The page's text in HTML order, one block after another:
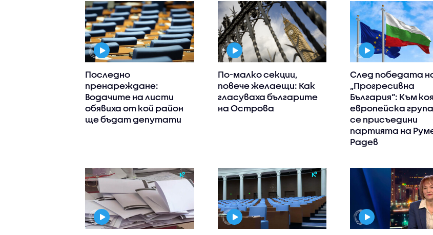
Последно
пренареждане:
Водачите на листи
обявиха от кой район
ще бъдат депутати
По-малко секции,
повече желаещи: Как
гласуваха българите
на Острова
След победата
„Прогресивна
България“: Към коя
европейска
се присъедини
партията на
Радев